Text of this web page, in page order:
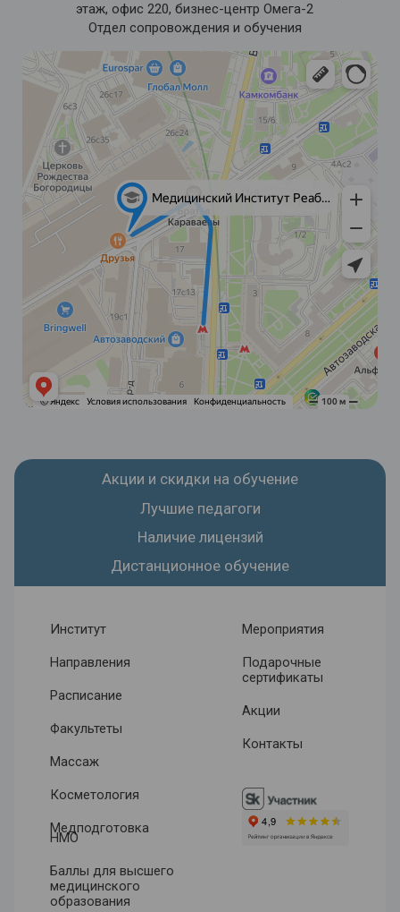
этаж, офис 220, бизнес-центр Омега-2
Отдел сопровождения и обучения
Акции и скидки на обучение
Лучшие педагоги
Наличие лицензий
Дистанционное обучение
Институт
Направления
Расписание
Факультеты
Массаж
Косметология
Медподготовка
Мероприятия
Подарочные
сертификаты
Акции
Контакты
НМО
Баллы для высшего
медицинского
образования